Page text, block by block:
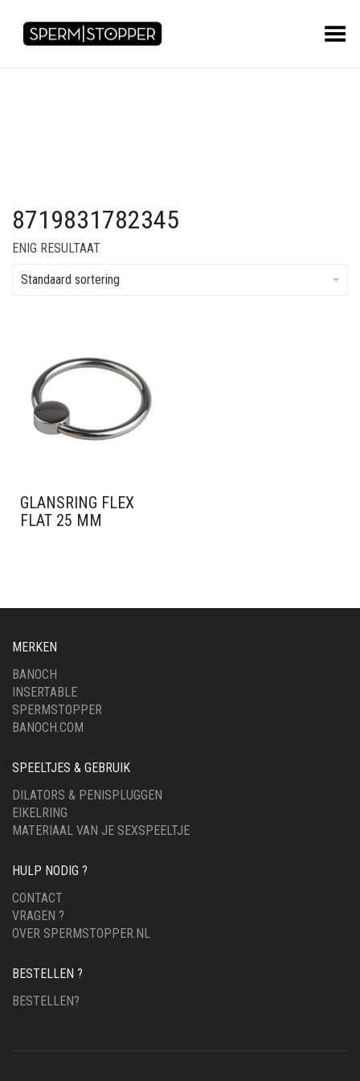
Toggle Menu
8719831782345
ENIG RESULTAAT
Standaard sortering
GLANSRING FLEX
FLAT 25 MM
MERKEN
BANOCH
INSERTABLE
SPERMSTOPPER
BANOCH.COM
SPEELTJES & GEBRUIK
DILATORS & PENISPLUGGEN
EIKELRING
MATERIAAL VAN JE SEXSPEELTJE
HULP NODIG ?
CONTACT
VRAGEN ?
OVER SPERMSTOPPER.NL
BESTELLEN ?
BESTELLEN?